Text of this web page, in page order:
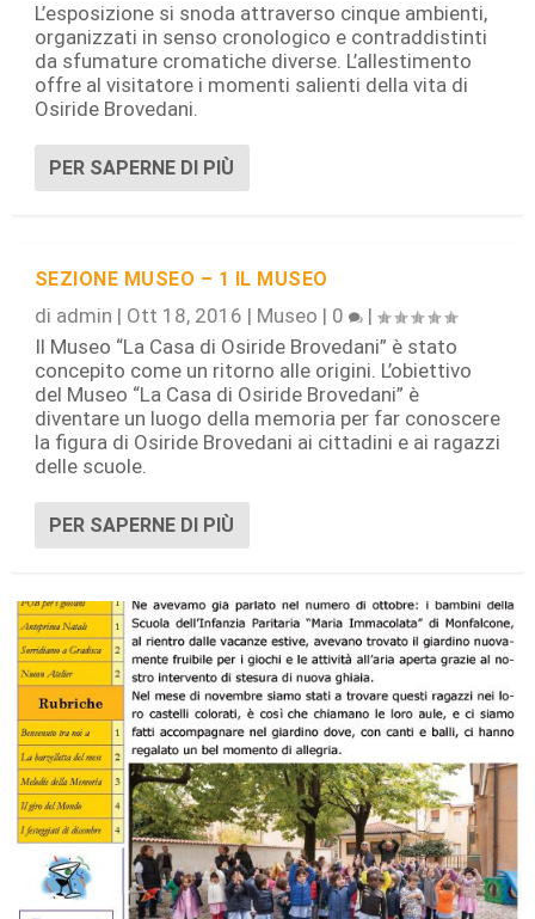
L’esposizione si snoda attraverso cinque ambienti,
organizzati in senso cronologico e contraddistinti
da sfumature cromatiche diverse. L’allestimento
offre al visitatore i momenti salienti della vita di
Osiride Brovedani.
PER SAPERNE DI PIÙ
SEZIONE MUSEO – 1 IL MUSEO
di admin | Ott 18, 2016 | Museo | 0
|
Il Museo “La Casa di Osiride Brovedani” è stato
concepito come un ritorno alle origini. L’obiettivo
del Museo “La Casa di Osiride Brovedani” è
diventare un luogo della memoria per far conoscere
la figura di Osiride Brovedani ai cittadini e ai ragazzi
delle scuole.
PER SAPERNE DI PIÙ